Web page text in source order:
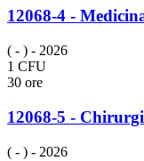
12068-4 -
( - ) - 2026
1 CFU
30 ore
12068-5 -
( - ) - 2026